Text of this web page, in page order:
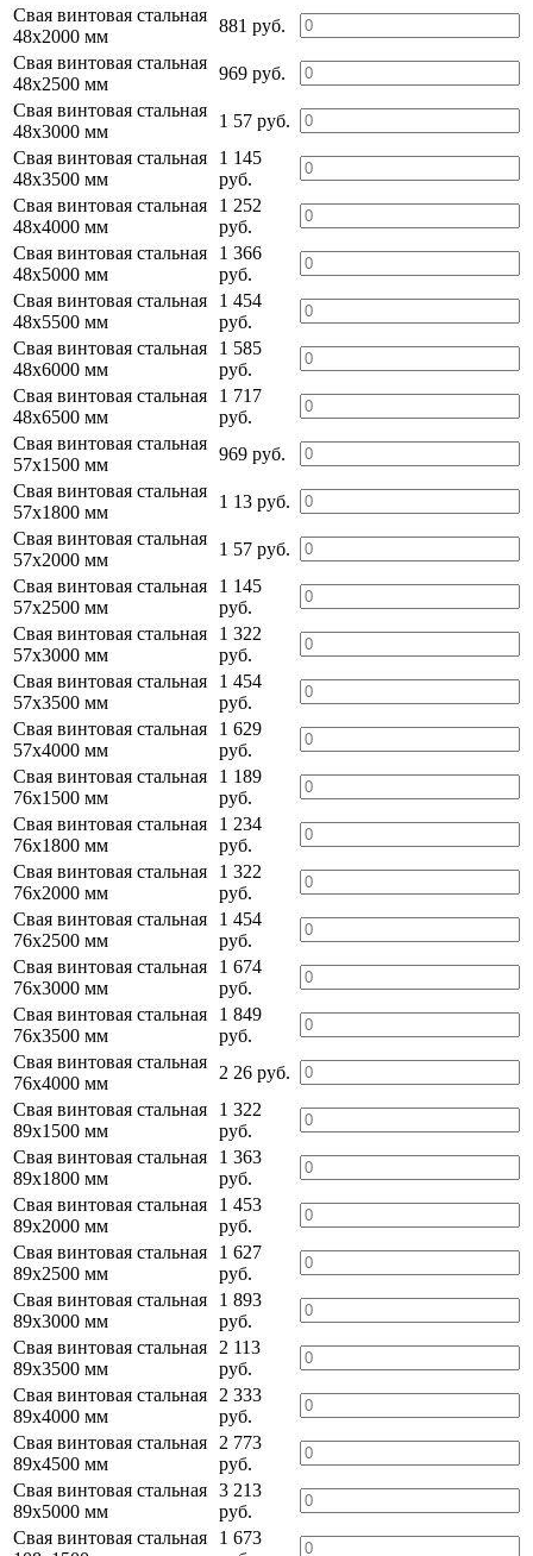
Свая винтовая стальная
48х2000 мм
881 руб.
Свая винтовая стальная
48х2500 мм
969 руб.
Свая винтовая стальная
48х3000 мм
1 57 руб.
Свая винтовая стальная
48х3500 мм
1 145
руб.
Свая винтовая стальная
48х4000 мм
1 252
руб.
Свая винтовая стальная
48х5000 мм
1 366
руб.
Свая винтовая стальная
48х5500 мм
1 454
руб.
Свая винтовая стальная
48х6000 мм
1 585
руб.
Свая винтовая стальная
48х6500 мм
1 717
руб.
Свая винтовая стальная
57х1500 мм
969 руб.
Свая винтовая стальная
57х1800 мм
1 13 руб.
Свая винтовая стальная
57х2000 мм
1 57 руб.
Свая винтовая стальная
57х2500 мм
1 145
руб.
Свая винтовая стальная
57х3000 мм
1 322
руб.
Свая винтовая стальная
57х3500 мм
1 454
руб.
Свая винтовая стальная
57х4000 мм
1 629
руб.
Свая винтовая стальная
76х1500 мм
1 189
руб.
Свая винтовая стальная
76х1800 мм
1 234
руб.
Свая винтовая стальная
76х2000 мм
1 322
руб.
Свая винтовая стальная
76х2500 мм
1 454
руб.
Свая винтовая стальная
76х3000 мм
1 674
руб.
Свая винтовая стальная
76х3500 мм
1 849
руб.
Свая винтовая стальная
76х4000 мм
2 26 руб.
Свая винтовая стальная
89х1500 мм
1 322
руб.
Свая винтовая стальная
89х1800 мм
1 363
руб.
Свая винтовая стальная
89х2000 мм
1 453
руб.
Свая винтовая стальная
89х2500 мм
1 627
руб.
Свая винтовая стальная
89х3000 мм
1 893
руб.
Свая винтовая стальная
89х3500 мм
2 113
руб.
Свая винтовая стальная
89х4000 мм
2 333
руб.
Свая винтовая стальная
89х4500 мм
2 773
руб.
Свая винтовая стальная
89х5000 мм
3 213
руб.
Свая винтовая стальная
1 673